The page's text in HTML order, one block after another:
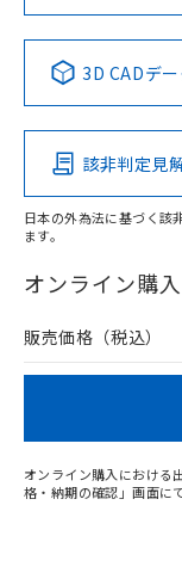
Pb
在庫等で未対応
問い合わせくださ
No
その他の
3D CADデー
該非判定見
日本の外為法に基づく該
ます。
オンライン購入
販売価格（税込）
オンライン購入における
格・納期の確認」画面に